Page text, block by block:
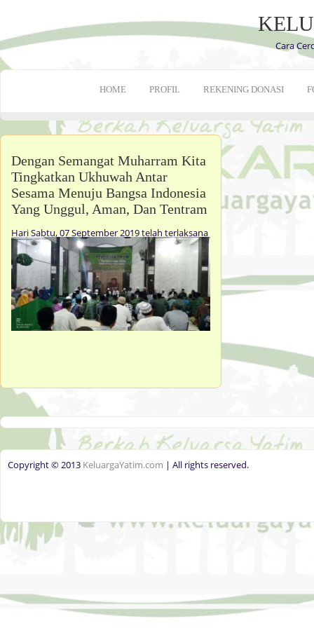
Cara
HOME PROFIL REKENING DONASI
Dengan Semangat Muharram Kita
Tingkatkan Ukhuwah Antar
Sesama Menuju Bangsa Indonesia
Yang Unggul, Aman, Dan Tentram
Hari Sabtu, 07 September 2019 telah terlaksana
kegiatan pengajian umum dan santunan...
Copyright © 2013 KeluargaYatim.com | All rights reserved.